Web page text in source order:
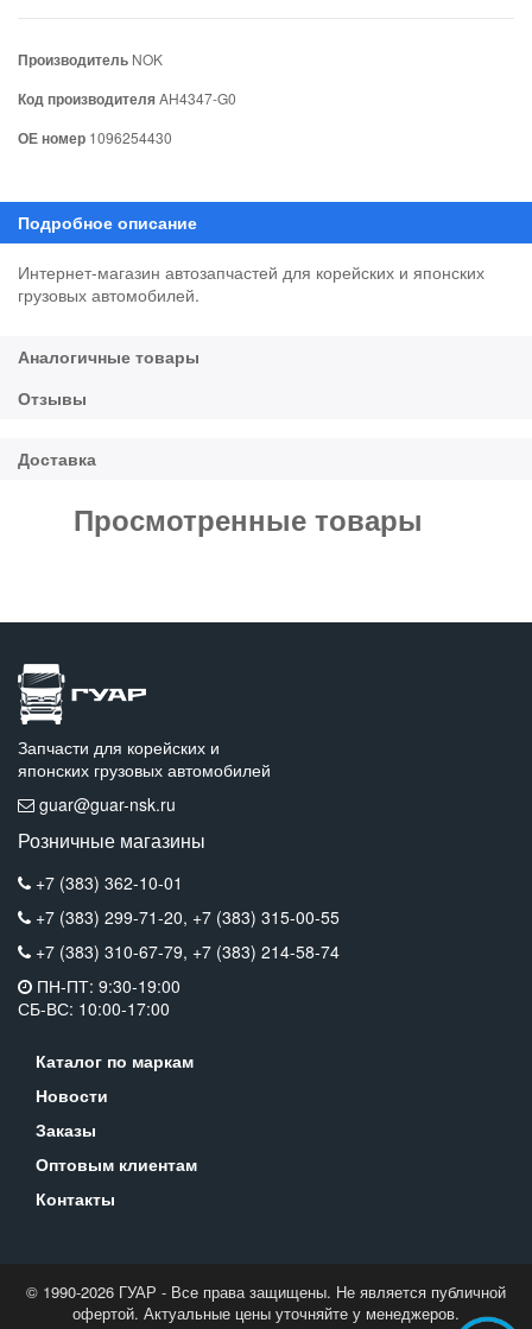
Производитель NOK
Код производителяAH4347-G0
ОЕ номер 1096254430
Интернет-магазин автозапчастей для корейских и японских
грузовых автомобилей.
Просмотренные товары
Запчасти для корейских и
японских грузовых автомобилей
guar@guar-nsk.ru
Розничные магазины
+7 (383) 362-10-01
+7 (383) 299-71-20, +7 (383) 315-00-55
+7 (383) 310-67-79, +7 (383) 214-58-74
ПН-ПТ: 9:30-19:00
СБ-ВС: 10:00-17:00
Каталог по маркам
Новости
Заказы
Оптовым клиентам
Контакты
© 1990-2026 ГУАР - Все права защищены. Не является публичной
офертой. Актуальные цены уточняйте у менеджеров.